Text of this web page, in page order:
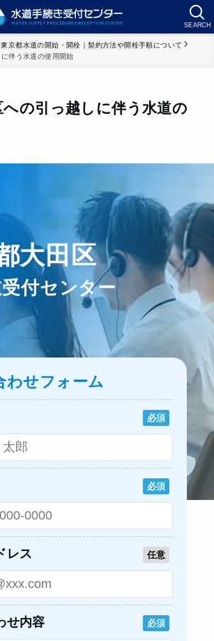
SEARCH
東京都水道の開始・開栓｜契約方法や開栓手順について
伴う水道の使用開始
への引っ越しに伴う水道の
大田区
付センター
わせフォーム
必須
必須
レス 任意
せ内容 必須